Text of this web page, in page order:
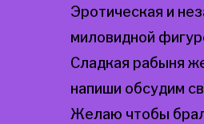
Эротическая и
миловидной
Сладкая рабыня
напиши обсудим
Желаю чтобы